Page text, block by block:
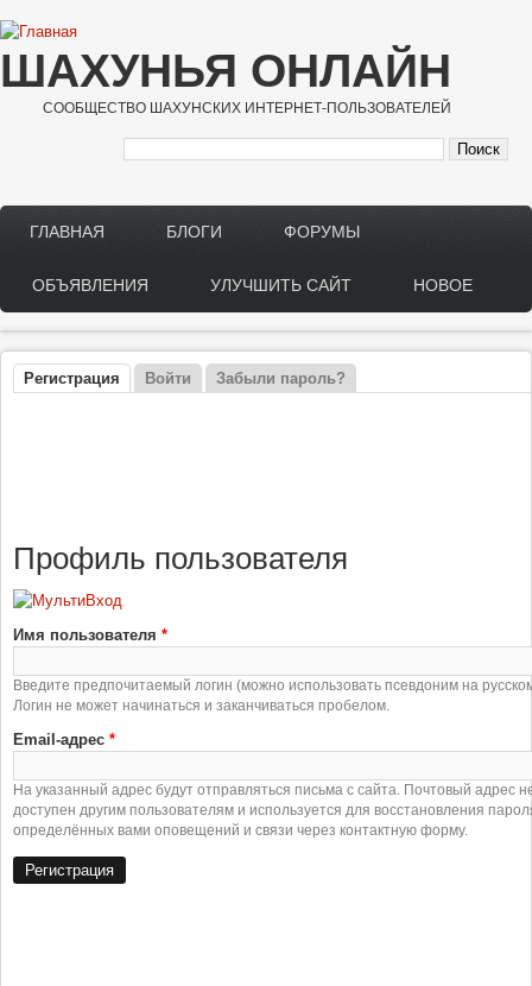
Перейти к основному содержанию
ШАХУНЬЯ ОНЛАЙН
СООБЩЕСТВО ШАХУНСКИХ ИНТЕРНЕТ-ПОЛЬЗОВАТЕЛЕЙ
Main menu
ГЛАВНАЯ БЛОГИ ФОРУМЫ
ОБЪЯВЛЕНИЯ УЛУЧШИТЬ САЙТ НОВОЕ
Главные вкладки
Регистрация (активная вкладка)
Войти Забыли пароль?
Профиль пользователя
Имя пользователя *
Введите предпочитаемый логин (можно использовать псевдоним на
Логин не может начинаться и заканчиваться пробелом.
Email-адрес *
На указанный адрес будут отправляться письма с сайта. Почтовый адрес
доступен другим пользователям и используется для восстановления
определённых вами оповещений и связи через контактную форму.